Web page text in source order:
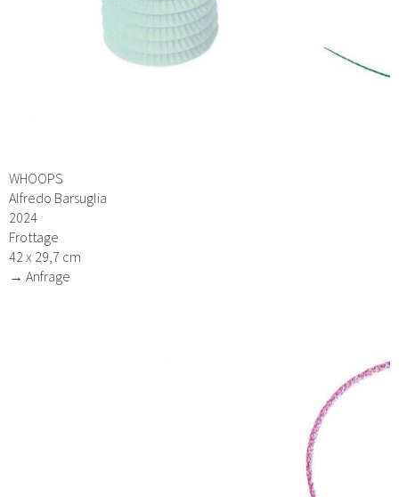
WHOOPS
Alfredo Barsuglia
2024
Frottage
42 x 29,7 cm
→ Anfrage